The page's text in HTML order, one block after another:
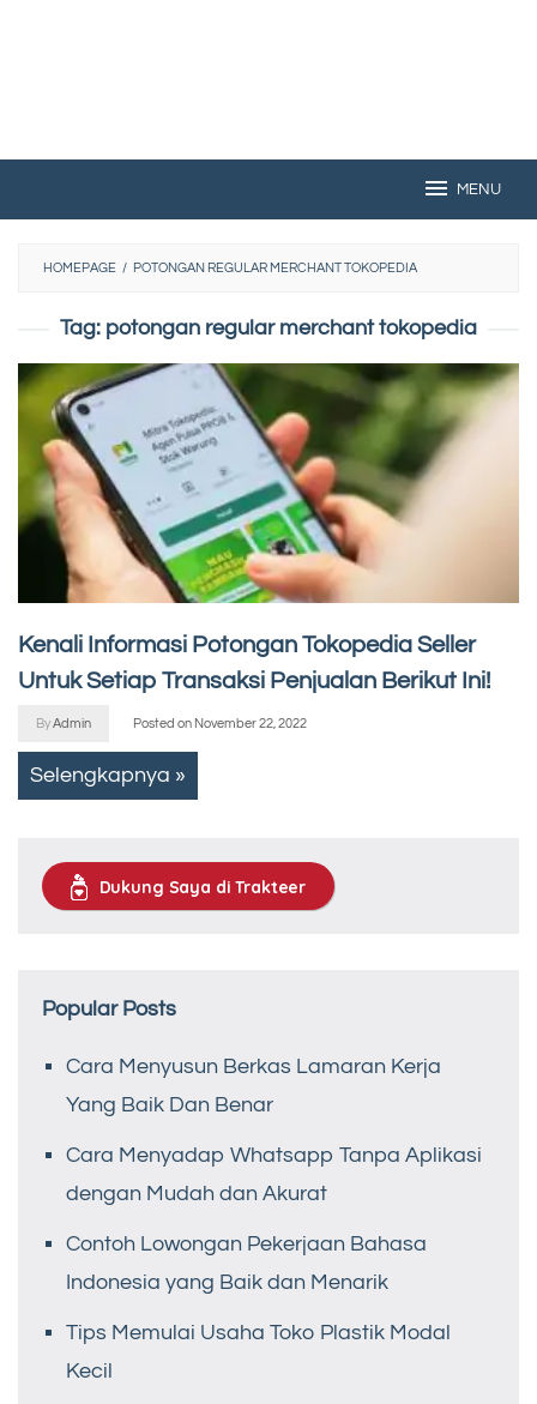
MENU
HOMEPAGE / POTONGAN REGULAR MERCHANT TOKOPEDIA
Tag: potongan regular merchant tokopedia
Kenali Informasi Potongan Tokopedia Seller
Untuk Setiap Transaksi Penjualan Berikut Ini!
ByAdmin Posted on November 22, 2022
Selengkapnya »
Dukung Saya di Trakteer
Popular Posts
Cara Menyusun Berkas Lamaran Kerja
Yang Baik Dan Benar
Cara Menyadap Whatsapp Tanpa Aplikasi
dengan Mudah dan Akurat
Contoh Lowongan Pekerjaan Bahasa
Indonesia yang Baik dan Menarik
Tips Memulai Usaha Toko Plastik Modal
Kecil